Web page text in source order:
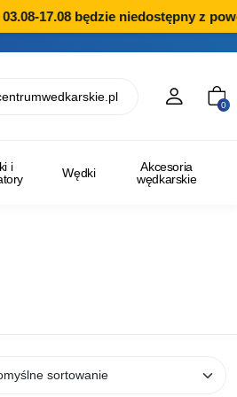
17.08 będzie niedostępny z
0
i
Wędki
Akcesoria
wędkarskie